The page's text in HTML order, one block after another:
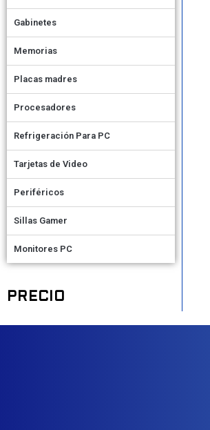
Gabinetes
Memorias
Placas madres
Procesadores
Refrigeración Para PC
Tarjetas de Video
Periféricos
Sillas Gamer
Monitores PC
PRECIO